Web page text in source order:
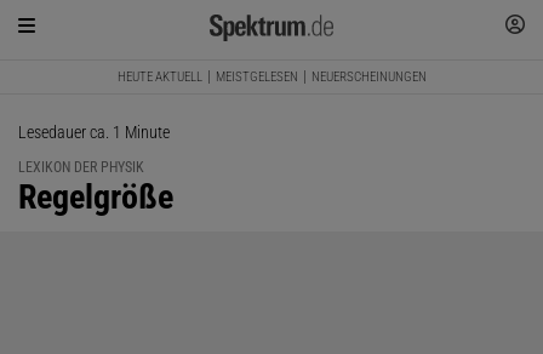
HEUTE AKTUELL MEISTGELESEN NEUERSCHEINUNGEN
Lesedauer ca. 1 Minute
LEXIKON DER PHYSIK
:
Regelgröße